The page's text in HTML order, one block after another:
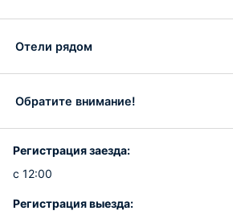
Отели рядом
Обратите внимание!
Регистрация заезда:
с 12:00
Регистрация выезда: